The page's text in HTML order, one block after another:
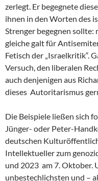
zerlegt. Er begegnete
ihnen in den Worten des
Strenger begegnen sollte:
gleiche galt für
Fetisch der „Israelkritik“.
Versuch, den liberalen
auch denjenigen aus
dieses Autoritarismus
Die Beispiele ließen sich
Jünger- oder Peter-
deutschen
Intellektueller zum
und 2023 am 7. Oktober.
unbestechlichsten und –